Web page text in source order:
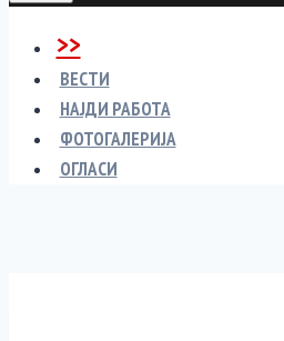
>>
ВЕСТИ
НАЈДИ РАБОТА
ФОТОГАЛЕРИЈА
ОГЛАСИ